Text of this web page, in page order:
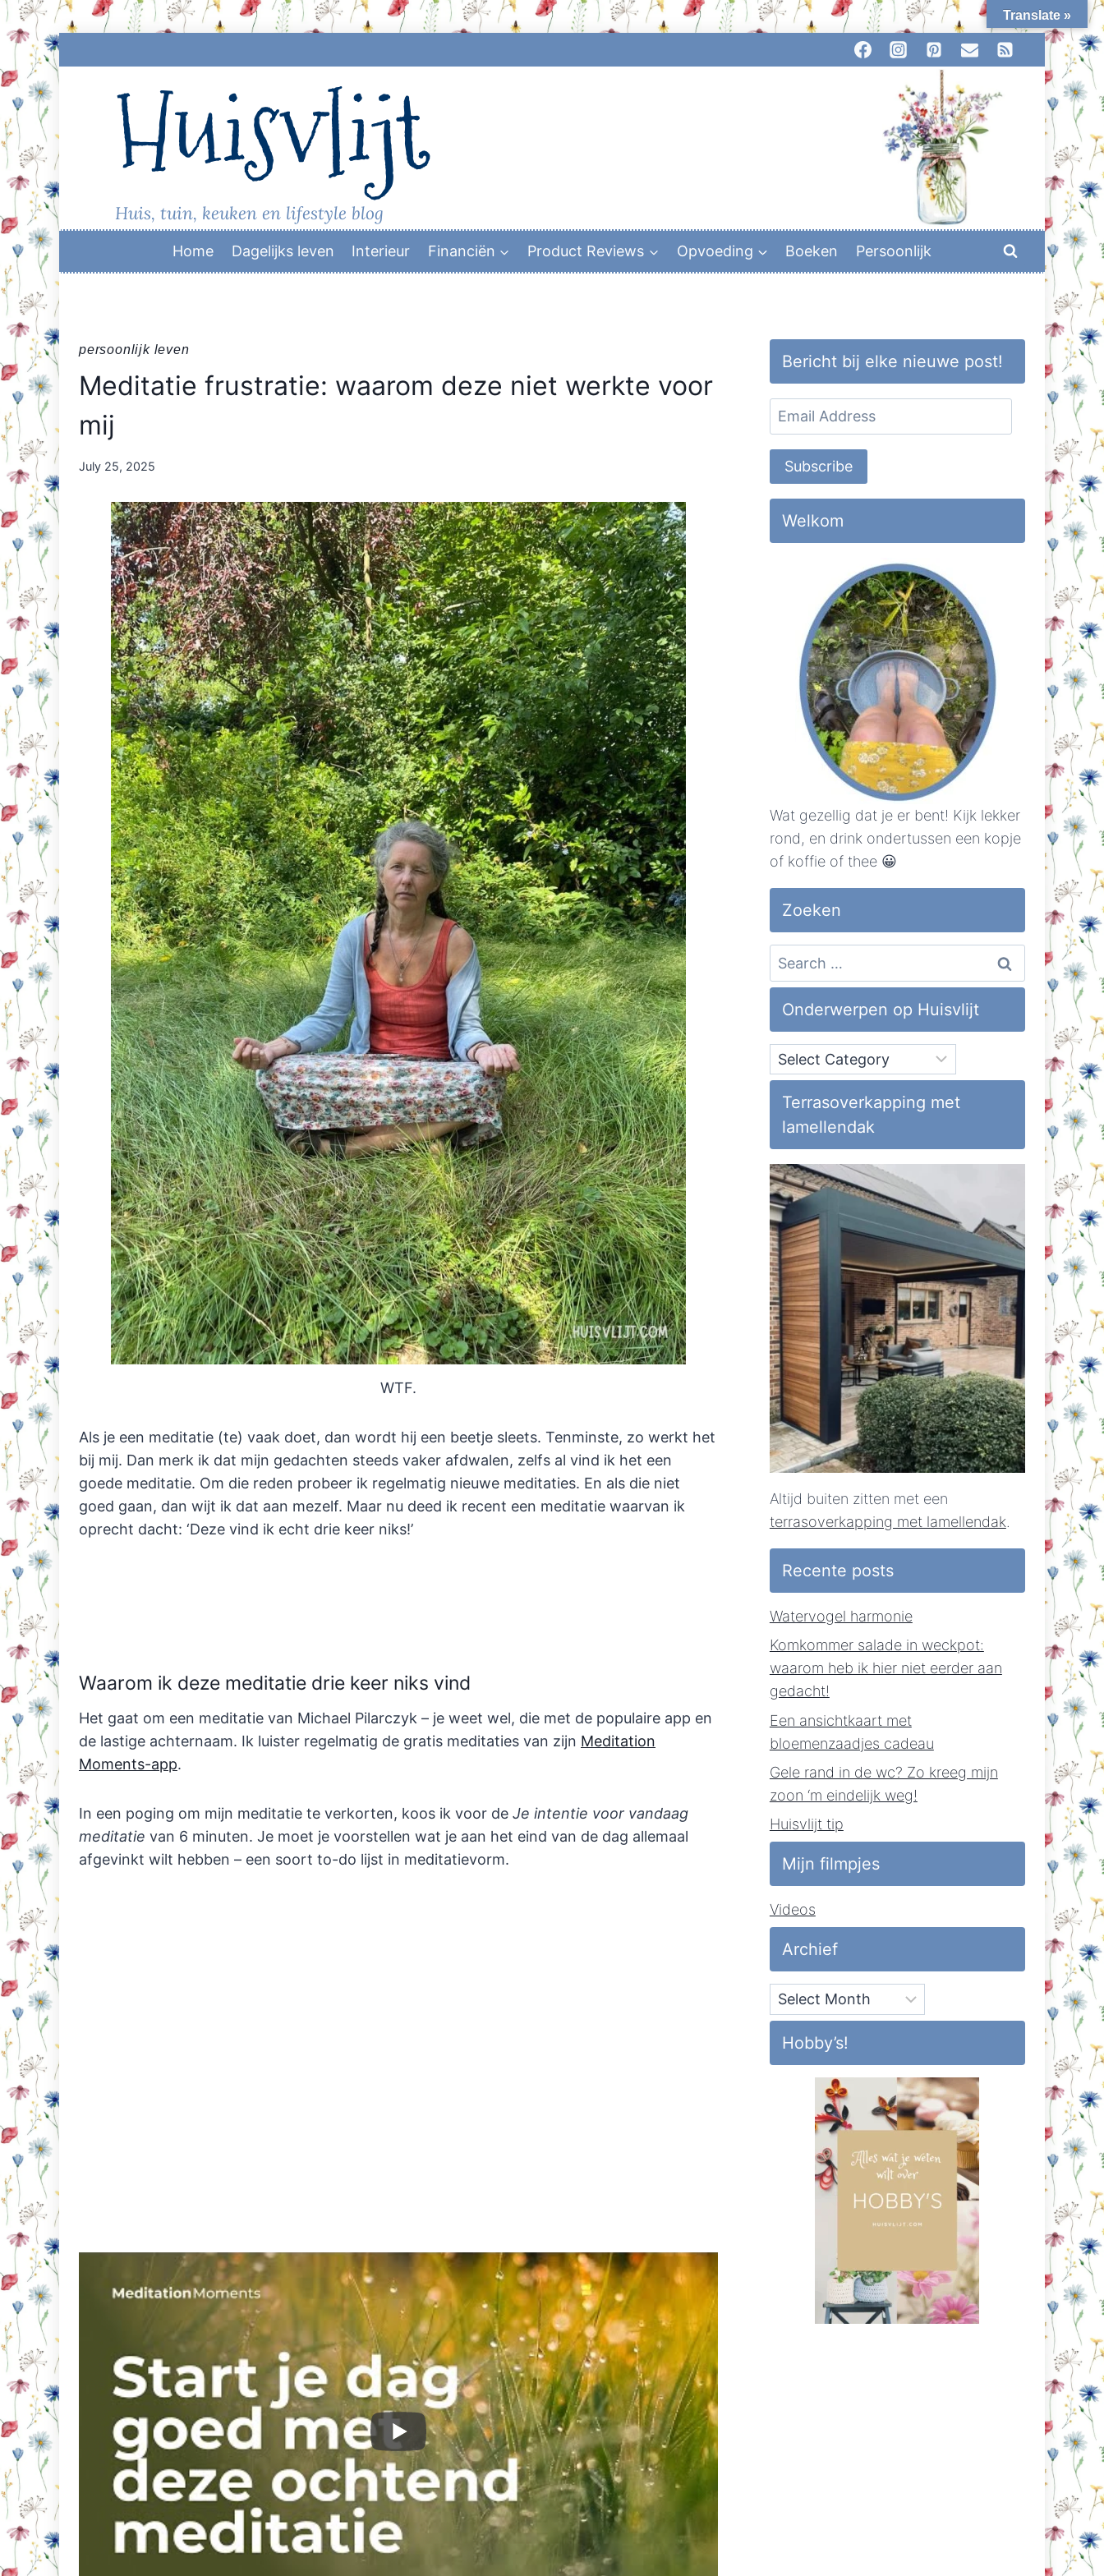
Skip
to
Huisvlijt
Huis, tuin, keuken en lifestyle blog
Home Dagelijks leven Interieur Financiën Product Reviews Opvoeding Boeken Persoonlijk
persoonlijk leven
Meditatie frustratie: waarom deze niet werkte voor
mij
By
Orriëns
July 25, 2025
WTF.
Als je een meditatie (te) vaak doet, dan wordt hij een beetje sleets. Tenminste, zo werkt het
bij mij. Dan merk ik dat mijn gedachten steeds vaker afdwalen, zelfs al vind ik het een
goede meditatie. Om die reden probeer ik regelmatig nieuwe meditaties. En als die niet
goed gaan, dan wijt ik dat aan mezelf. Maar nu deed ik recent een meditatie waarvan ik
oprecht dacht: ‘Deze vind ik echt drie keer niks!’
Waarom ik deze meditatie drie keer niks vind
Het gaat om een meditatie van Michael Pilarczyk – je weet wel, die met de populaire app en
de lastige achternaam. Ik luister regelmatig de gratis meditaties van zijn Meditation
Moments-app.
In een poging om mijn meditatie te verkorten, koos ik voor de Je intentie voor vandaag
meditatie van 6 minuten. Je moet je voorstellen wat je aan het eind van de dag allemaal
afgevinkt wilt hebben – een soort to-do lijst in meditatievorm.
Bericht bij elke nieuwe post!
Email
Address
Subscribe
Welkom
Wat gezellig dat je er bent! Kijk lekker
rond, en drink ondertussen een kopje
of koffie of thee 😀
Zoeken
Search
for:
Onderwerpen op Huisvlijt
Onderwerpen
op
Huisvlijt
Terrasoverkapping met
lamellendak
Altijd buiten zitten met een
terrasoverkapping met lamellendak.
Recente posts
Watervogel harmonie
Komkommer salade in weckpot:
waarom heb ik hier niet eerder aan
gedacht!
Een ansichtkaart met
bloemenzaadjes cadeau
Gele rand in de wc? Zo kreeg mijn
zoon ‘m eindelijk weg!
Huisvlijt tip
Mijn filmpjes
Videos
Archief
Archief
Hobby’s!
Translate »